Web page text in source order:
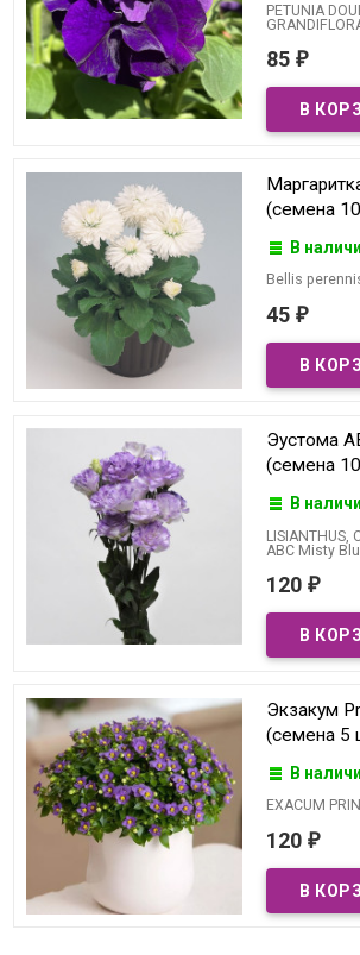
PETUNIA
85 ₽
(семена
В
Bellis
45 ₽
Эустома
(семена
В
LISIANTHUS,
ABC Misty
120 ₽
Экзакум
(семена 5
В
EXACUM
120 ₽